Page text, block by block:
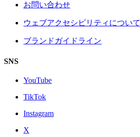
お問い合わせ
ウェブアクセシビリティについて
ブランドガイドライン
SNS
YouTube
TikTok
Instagram
X